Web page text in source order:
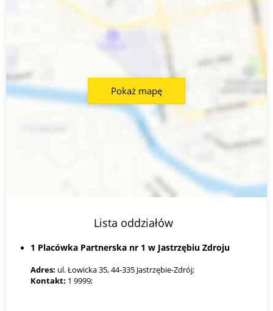
Lista oddziałów
1 Placówka Partnerska nr 1 w Jastrzębiu Zdroju
Adres: ul. Łowicka 35, 44-335 Jastrzębie-Zdrój;
Kontakt: 1 9999;
Pokaż mapę